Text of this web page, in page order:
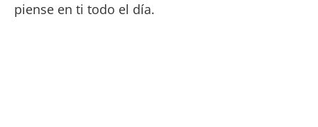
piense en ti todo el día.